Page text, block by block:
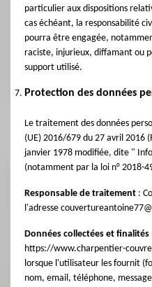
particulier aux dispositions
cas échéant, la responsabilité
pourra être engagée,
raciste, injurieux, diffamant ou
support utilisé.
Protection des données
Le traitement des données
(UE) 2016/679 du 27 avril 2016
janvier 1978 modifiée, dite "
(notamment par la loi n° 2018-
Responsable de traitement :
l'adresse
Données collectées et finalités
https://www.charpentier-
lorsque l'utilisateur les fournit
nom, email, téléphone,